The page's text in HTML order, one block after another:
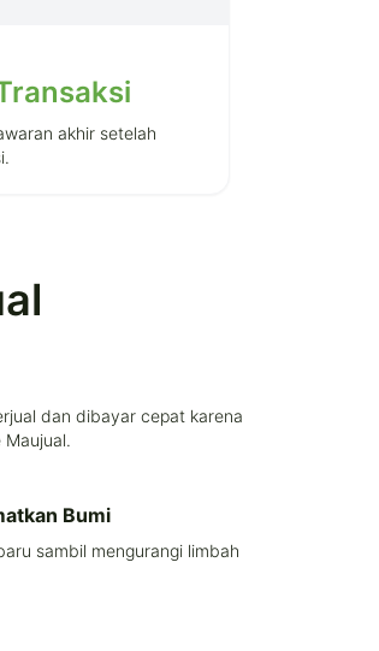
akhir setelah
dan dibayar cepat karena
Bumi
sambil mengurangi limbah